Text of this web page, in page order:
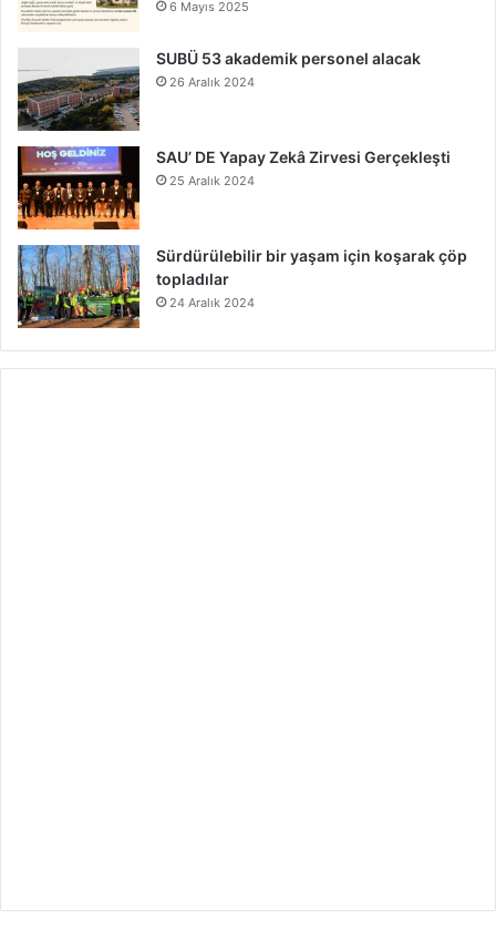
6 Mayıs 2025
SUBÜ 53 akademik personel alacak
26 Aralık 2024
SAU’ DE Yapay Zekâ Zirvesi Gerçekleşti
25 Aralık 2024
Sürdürülebilir bir yaşam için koşarak çöp
topladılar
24 Aralık 2024